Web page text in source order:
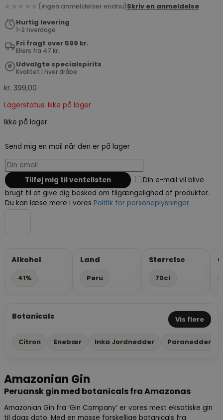
★★★★★ (ingen anmeldelser endnu)Skriv en anmeldelse
Hurtig levering
1-2 hverdage
Fri fragt over 599 kr.
Ellers fra 47 kr.
Udvalgte specialspirits
Kvalitet i hver dråbe
kr. 399,00
Lagerstatus: Ikke på lager
Ikke på lager
Send mig en mail når den er på lager
Din e-mail vil blive
brugt til at give dig besked om tilgængelighed af produkter.
Du kan læse mere i vores Politik for personoplysninger.
Alkohol
41%
Land
Peru
Størrelse
70cl
Botanicals Vis flere
Citron Enebær Inka Jordnødder Paranødder
Amazonian Gin
Peruansk gin med botanicals fra Amazonas
Amazonian Gin fra ‘Gin Company’ er vores mest eksotiske gin
til dags dato. Med en masse forskellige botanicals fra